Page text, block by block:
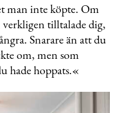
man inte köpte. Om
tilltalade dig,
Snarare än att du
om, men som
hade hoppats.«